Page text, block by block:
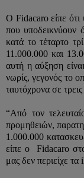
Ο Fidacaro είπε ότι
που υποδεικνύουν
κατά το τέταρτο
11.000.000 και
αυτή η αύξηση
νωρίς, γεγονός το
ταυτόχρονα σε
“Από τον
προμηθειών,
1.000.000
είπε ο Fidacaro
μας δεν περιείχε τα